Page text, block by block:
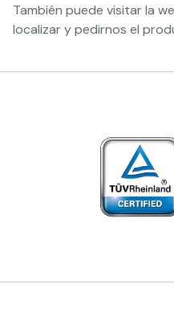
También puede visitar la
localizar y pedirnos el